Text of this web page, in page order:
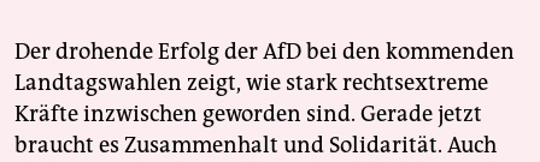
Der drohende Erfolg der AfD bei den kommenden
Landtagswahlen zeigt, wie stark rechtsextreme
Kräfte inzwischen geworden sind. Gerade jetzt
braucht es Zusammenhalt und Solidarität. Auch